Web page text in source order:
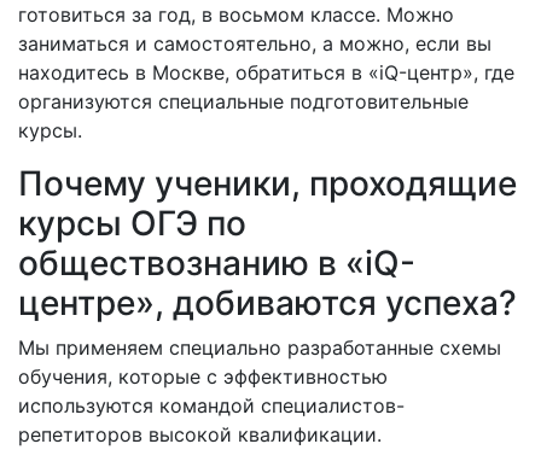
готовиться за год, в восьмом классе. Можно
заниматься и самостоятельно, а можно, если вы
находитесь в Москве, обратиться в «iQ-центр», где
организуются специальные подготовительные
курсы.
Почему ученики, проходящие
курсы ОГЭ по
обществознанию в «iQ-
центре», добиваются успеха?
Мы применяем специально разработанные схемы
обучения, которые с эффективностью
используются командой специалистов-
репетиторов высокой квалификации.